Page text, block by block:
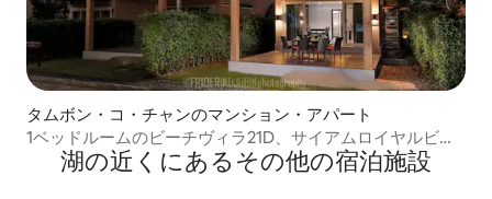
タムボン・コ・チャンのマンション・アパート
1ベッドルームのビーチヴィラ21D、サイアムロイヤルビュ
ー、コーチャン
湖の近くにあるその他の宿泊施設